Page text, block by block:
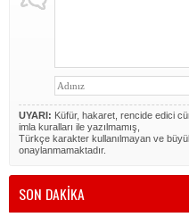
UYARI: Küfür, hakaret, rencide edici
imla kuralları ile yazılmamış,
Türkçe karakter kullanılmayan ve
onaylanmamaktadır.
SON DAKİKA